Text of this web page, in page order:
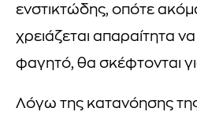
ενστικτώδης, οπότε
χρειάζεται απαραίτητα
φαγητό, θα σκέφτονται
Λόγω της κατανόησης